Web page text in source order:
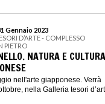
Gennaio 2023
D’ARTE - COMPLESSO
PIETRO
NATURA E CULTURA
nell'arte giapponese. Verrà
nella Galleria tesori